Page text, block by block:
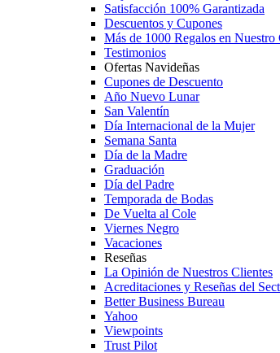
Satisfacción 100% Garantizada
Descuentos y Cupones
Más de 1000 Regalos en Nuestro
Testimonios
Ofertas Navideñas
Cupones de Descuento
Año Nuevo Lunar
San Valentín
Día Internacional de la Mujer
Semana Santa
Día de la Madre
Graduación
Día del Padre
Temporada de Bodas
De Vuelta al Cole
Viernes Negro
Vacaciones
Reseñas
La Opinión de Nuestros Clientes
Acreditaciones y Reseñas del
Better Business Bureau
Yahoo
Viewpoints
Trust Pilot